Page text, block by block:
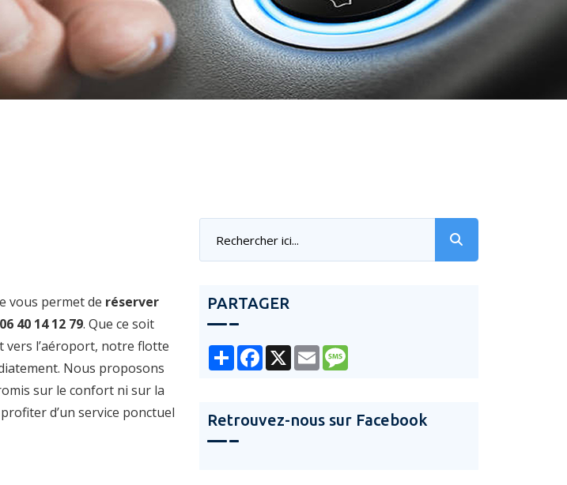
vous permet de réserver
06 40 14 12 79. Que ce soit
l’aéroport, notre flotte
Nous proposons
sur le confort ni sur la
d’un service ponctuel
PARTAGER
ShareFacebook
X EmailMessage
Retrouvez-nous sur Facebook